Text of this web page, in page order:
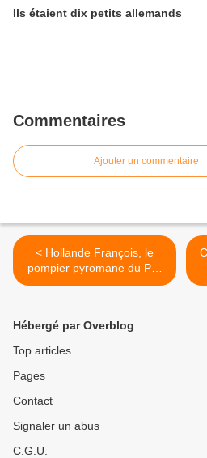
Ils étaient dix petits allemands
Commentaires
Ajouter un commentaire
< Hollande François, le
pompier pyromane du PS,
c’est ainsi que les grands
Hébergé par Overblog
Top articles
Pages
Contact
Signaler un abus
C.G.U.